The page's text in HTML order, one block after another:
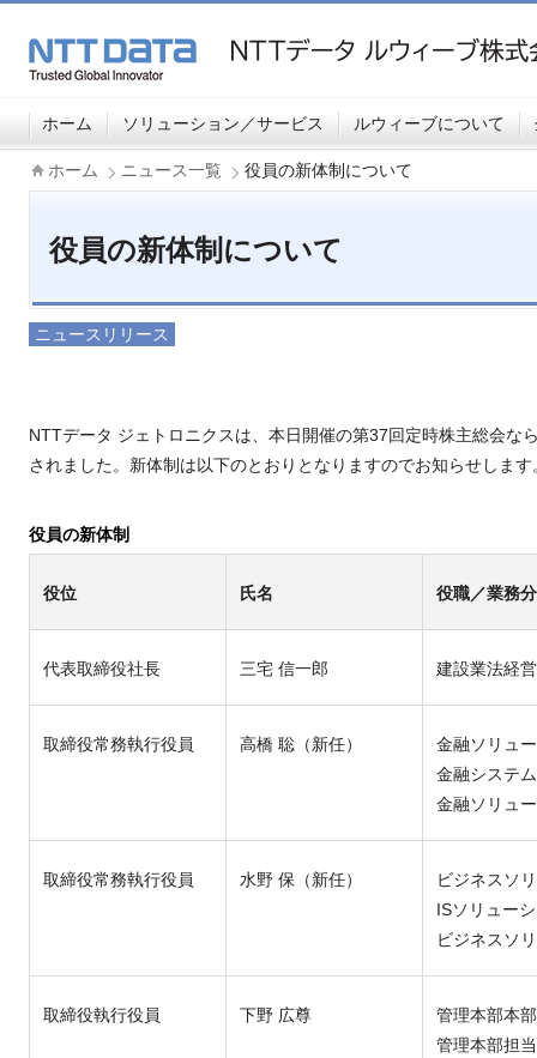
ホーム ソリューション／サービス ルウィーブについて
ホーム ニュース一覧 役員の新体制について
役員の新体制について
ニュースリリース
NTTデータ ジェトロニクスは、本日開催の第37回定時株主総会な
されました。新体制は以下のとおりとなりますのでお知らせします
役員の新体制
役位 氏名 役職／業務
代表取締役社長 三宅 信一郎 建設業法経
取締役常務執行役員 高橋 聡（新任）
金融ソリュ
金融システ
金融ソリュ
取締役常務執行役員 水野 保（新任）
ビジネスソ
ISソリュー
ビジネスソ
取締役執行役員 下野 広尊
管理本部本
管理本部担当